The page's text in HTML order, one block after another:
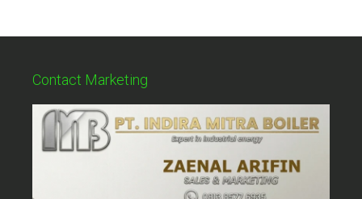
Contact Marketing